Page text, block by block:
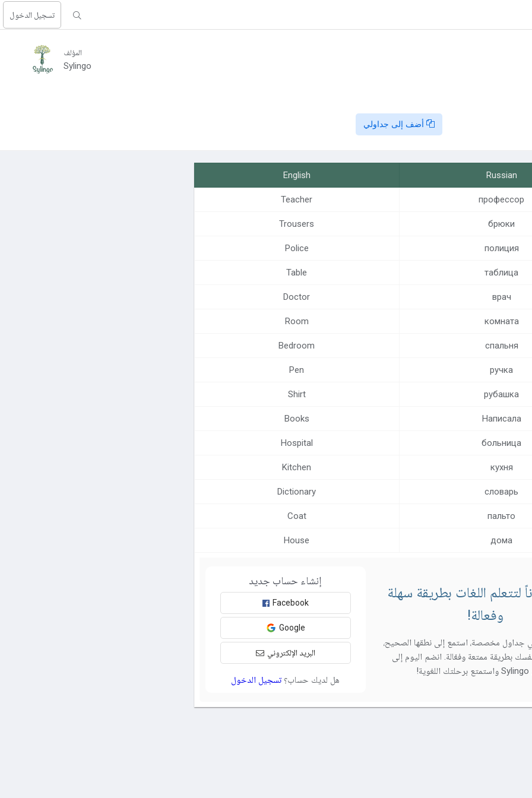
تسجيل الدخول
المؤلف
Sylingo
أضف إلى جداولي
Russian
English
профессор
Teacher
брюки
Trousers
полиция
Police
таблица
Table
врач
Doctor
комната
Room
спальня
Bedroom
ручка
Pen
рубашка
Shirt
Написала
Books
больница
Hospital
кухня
Kitchen
словарь
Dictionary
пальто
Coat
дома
House
اللغات بطريقة سهلة
وفعالة!
جداول مخصصة، استمع إلى نطقها الصحيح،
بطريقة ممتعة وفعّالة. انضم اليوم إلى
إنشاء حساب جديد
Facebook
Google
البريد الإلكتروني
هل لديك حساب؟ تسجيل الدخول